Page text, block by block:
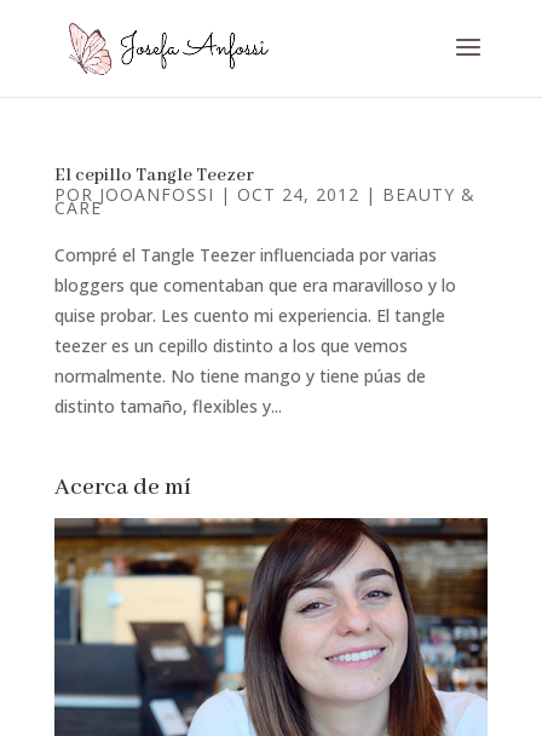
El cepillo Tangle Teezer
POR JOOANFOSSI | OCT 24, 2012 | BEAUTY &
CARE
Compré el Tangle Teezer influenciada por varias
bloggers que comentaban que era maravilloso y lo
quise probar. Les cuento mi experiencia. El tangle
teezer es un cepillo distinto a los que vemos
normalmente. No tiene mango y tiene púas de
distinto tamaño, flexibles y...
Acerca de mí